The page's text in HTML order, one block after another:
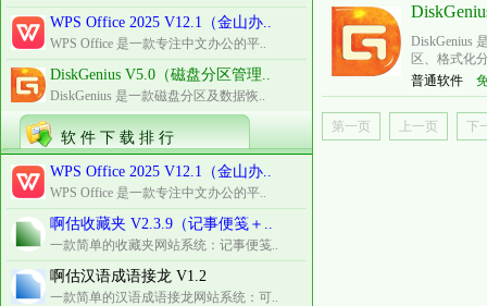
WPS Office 2025 V12.1（金山办..
WPS Office 是一款专注中文办公的平..
DiskGenius V5.0（磁盘分区管理..
DiskGenius 是一款磁盘分区及数据恢..
软 件 下 载 排 行
WPS Office 2025 V12.1（金山办..
WPS Office 是一款专注中文办公的平..
啊估收藏夹 V2.3.9（记事便笺＋..
一款简单的收藏夹网站系统：记事便笺..
啊估汉语成语接龙 V1.2
一款简单的汉语成语接龙网站系统：可..
DiskGenius
区、格式化
普通软件
第一页 上一页 下